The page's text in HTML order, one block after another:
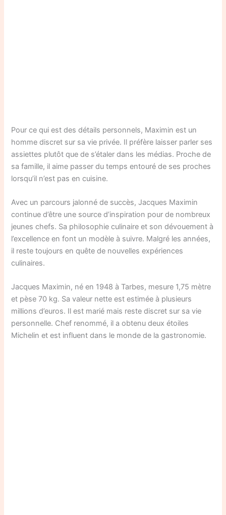
Pour ce qui est des détails personnels, Maximin est un
homme discret sur sa vie privée. Il préfère laisser parler ses
assiettes plutôt que de s’étaler dans les médias. Proche de
sa famille, il aime passer du temps entouré de ses proches
lorsqu’il n’est pas en cuisine.
Avec un parcours jalonné de succès, Jacques Maximin
continue d’être une source d’inspiration pour de nombreux
jeunes chefs. Sa philosophie culinaire et son dévouement à
l’excellence en font un modèle à suivre. Malgré les années,
il reste toujours en quête de nouvelles expériences
culinaires.
Jacques Maximin, né en 1948 à Tarbes, mesure 1,75 mètre
et pèse 70 kg. Sa valeur nette est estimée à plusieurs
millions d’euros. Il est marié mais reste discret sur sa vie
personnelle. Chef renommé, il a obtenu deux étoiles
Michelin et est influent dans le monde de la gastronomie.